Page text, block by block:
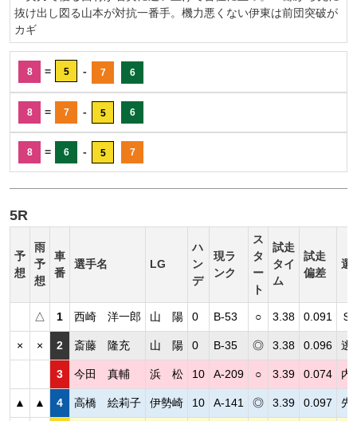
抜け出し図る山本が対抗一番手。機力悪くない伊東は前団突破が
カギ
8 = 5 - 7 6
8 = 7 - 5 6
8 = 6 - 5 7
5R
予
想
雨
予
想
車
番
選手名 LG
ハ
ン
デ
現ラ
ンク
ス
タ
ー
ト
試走
タイ
ム
試走
偏差
選
△ 1 西崎 洋一郎 山 陽 0 B-53 ○ 3.38 0.091 Ｓ
× × 2 斎藤 隆充 山 陽 0 B-35 ◎ 3.38 0.096 逃
3 今田 真輔 浜 松 10 A-209 ○ 3.39 0.074 内
▲ ▲ 4 高橋 絵莉子 伊勢崎 10 A-141 ◎ 3.39 0.097 先